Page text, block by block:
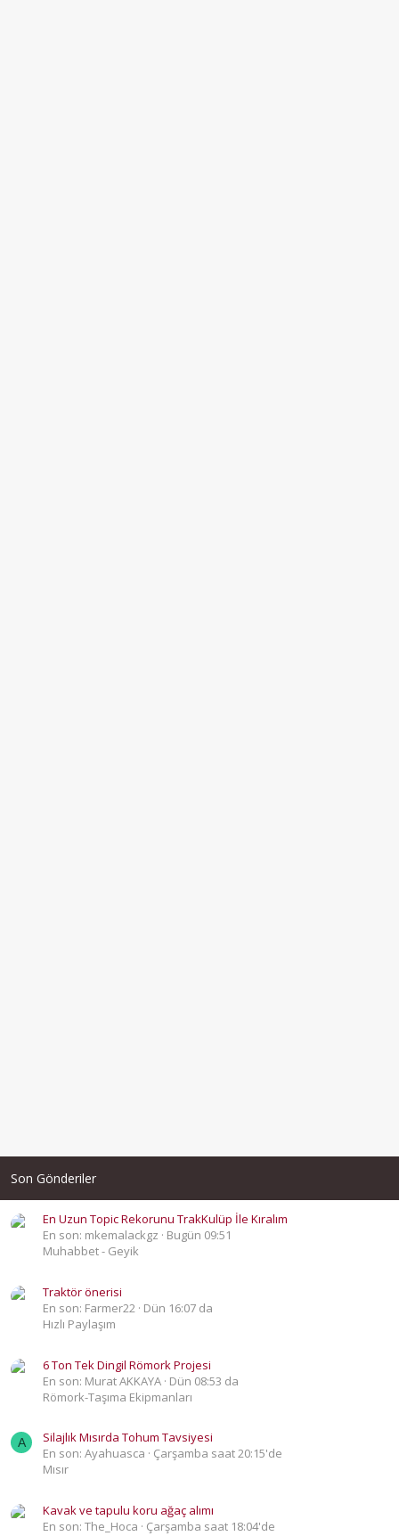
Son Gönderiler
En Uzun Topic Rekorunu TrakKulüp İle Kıralım
En son: mkemalackgz
Bugün 09:51
Muhabbet - Geyik
Traktör önerisi
En son: Farmer22 Dün 16:07 da
Hızlı Paylaşım
6 Ton Tek Dingil Römork Projesi
En son: Murat AKKAYA Dün 08:53 da
Römork-Taşıma Ekipmanları
A
Silajlık Mısırda Tohum Tavsiyesi
En son: Ayahuasca
Çarşamba saat 20:15'de
Mısır
Kavak ve tapulu koru ağaç alımı
En son: The_Hoca
Çarşamba saat 18:04'de